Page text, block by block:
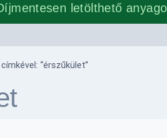
letölthető
“érszűkület”